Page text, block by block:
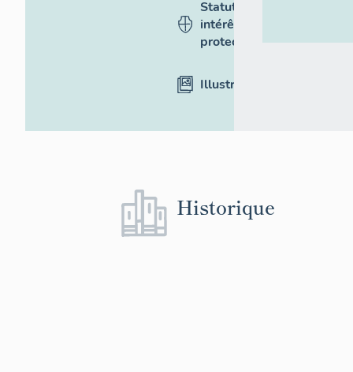
Statut,
intérêt et
protection
Illustrations
Historique